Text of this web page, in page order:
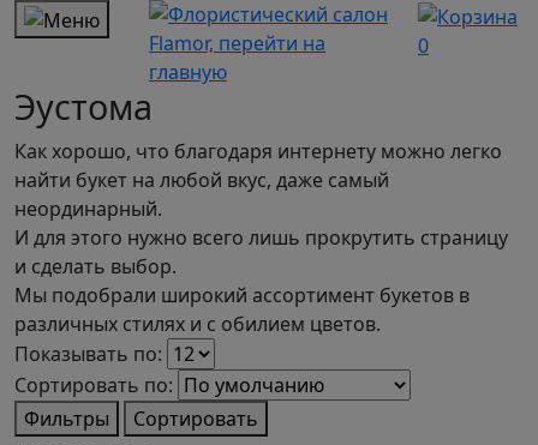
0
Эустома
Как хорошо, что благодаря интернету можно легко
найти букет на любой вкус, даже самый
неординарный.
И для этого нужно всего лишь прокрутить страницу
и сделать выбор.
Мы подобрали широкий ассортимент букетов в
различных стилях и с обилием цветов.
Показывать по:
Сортировать по:
Фильтры
Сортировать